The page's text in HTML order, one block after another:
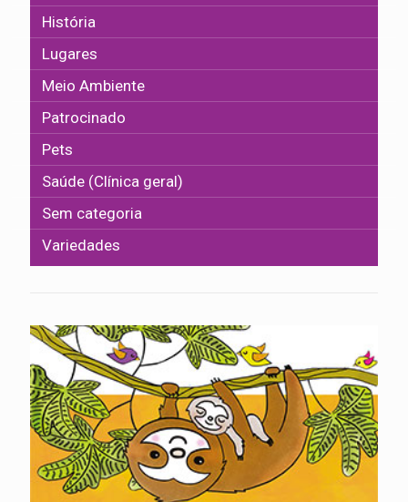
História
Lugares
Meio Ambiente
Patrocinado
Pets
Saúde (Clínica geral)
Sem categoria
Variedades